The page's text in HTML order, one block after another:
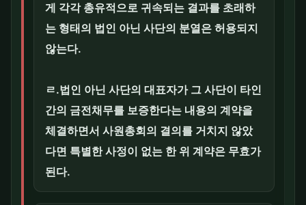
게 각각 총유적으로 귀속되는 결과를 초래하
는 형태의 법인 아닌 사단의 분열은 허용되지
않는다.
ㄹ.법인 아닌 사단의 대표자가 그 사단이 타인
간의 금전채무를 보증한다는 내용의 계약을
체결하면서 사원총회의 결의를 거치지 않았
다면 특별한 사정이 없는 한 위 계약은 무효가
된다.